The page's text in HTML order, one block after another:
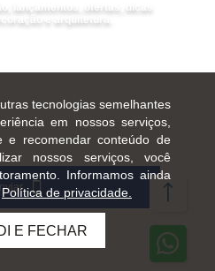
lançamentos, ofertas, dicas
e arquitetura.
tecnologias semelhantes
em nossos serviços,
e recomendar conteúdo de
nossos serviços, você
Informamos ainda
Política de privacidade.
E FECHAR